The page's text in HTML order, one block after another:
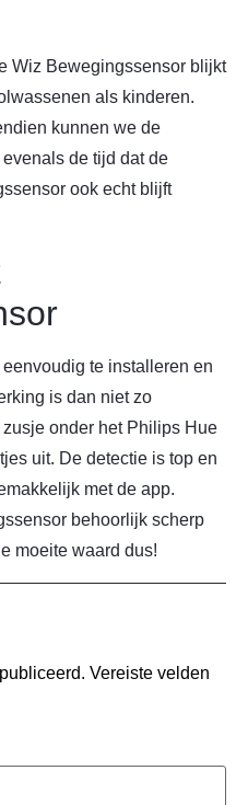
Wiz Bewegingssensor blijkt
als kinderen.
kunnen we de
de tijd dat de
ook echt blijft
te installeren en
is dan niet zo
onder het Philips Hue
uit. De detectie is top en
met de app.
behoorlijk scherp
moeite waard dus!
Vereiste velden